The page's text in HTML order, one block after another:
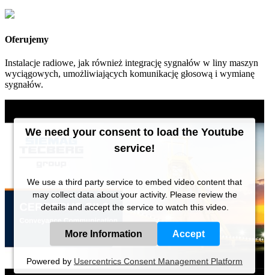
Oferujemy
Instalacje radiowe, jak również integrację sygnałów w liny maszyn
wyciągowych, umożliwiających komunikację głosową i wymianę
sygnałów.
We need your consent to load the Youtube
service!
We use a third party service to embed video content that
may collect data about your activity. Please review the
details and accept the service to watch this video.
More Information Accept
Powered by Usercentrics Consent Management Platform